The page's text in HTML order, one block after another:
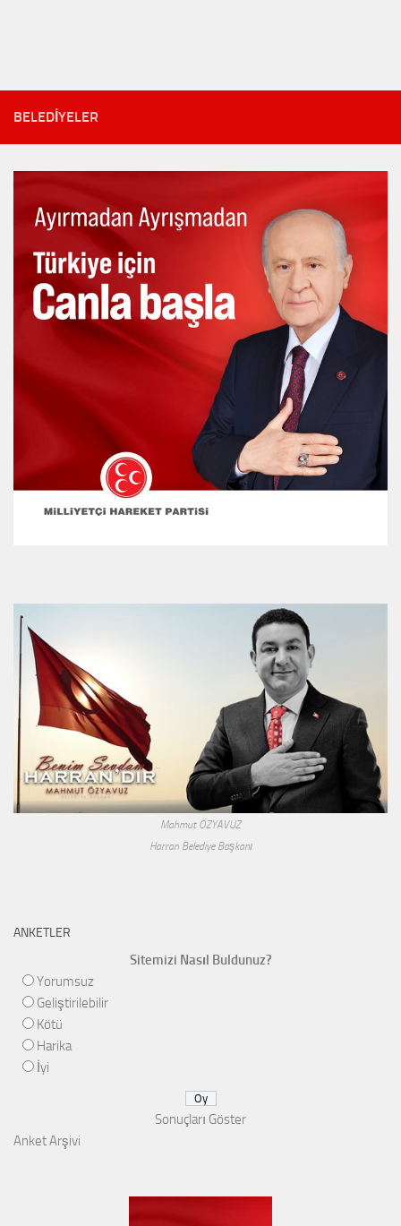
BELEDIYELER
Mahmut ÖZYAVUZ
Harran Belediye Başkanı
ANKETLER
Sitemizi Nasıl Buldunuz?
Yorumsuz
Geliştirilebilir
Kötü
Harika
İyi
Sonuçları Göster
Anket Arşivi